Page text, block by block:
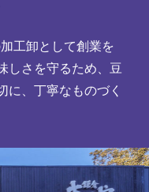
工卸として創業を
しさを守るため、豆
に、丁寧なものづく